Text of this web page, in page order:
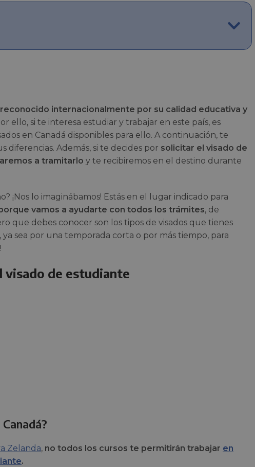
reconocido internacionalmente por su calidad educativa y
ello, si te interesa estudiar y trabajar en este país, es
en Canadá disponibles para ello. A continuación, te
diferencias. Además, si te decides por solicitar el visado de
a tramitarlo y te recibiremos en el destino durante
¡Nos lo imaginábamos! Estás en el lugar indicado para
vamos a ayudarte con todos los trámites, de
que debes conocer son los tipos de visados que tienes
ya sea por una temporada corta o por más tiempo, para
visado de estudiante
Zelanda, no todos los cursos te permitirán trabajar en
.